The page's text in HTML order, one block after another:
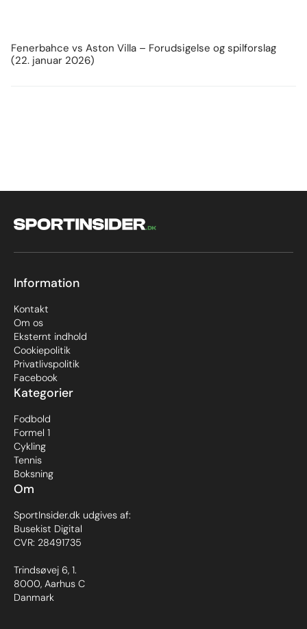
Fenerbahce vs Aston Villa – Forudsigelse og spilforslag
(22. januar 2026)
Om
SportInsider.dk udgives af:
Busekist Digital
CVR: 28491735
Trindsøvej 6, 1.
8000, Aarhus C
Danmark
Kategorier
Fodbold
Formel 1
Cykling
Tennis
Boksning
Information
Kontakt
Om os
Eksternt indhold
Cookiepolitik
Privatlivspolitik
Facebook